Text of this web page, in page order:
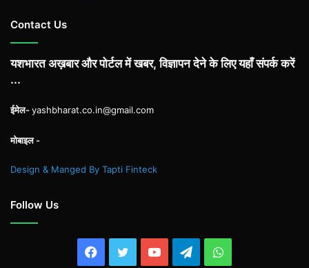
Contact Us
यशभारत अख़बार और पोर्टल में खबर, विज्ञापन देने के लिए यहाँ संपर्क करें
...
ईमेल-yashbharat.co.in@gmail.com
मोबाइल -
Design & Manged By Tapti Finteck
Follow Us
Facebook
TwitterYouTubeTelegramWhatsApp